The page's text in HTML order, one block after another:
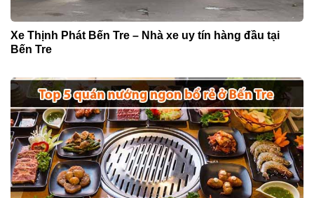
Xe Thịnh Phát Bến Tre – Nhà xe uy tín hàng đầu tại
Bến Tre